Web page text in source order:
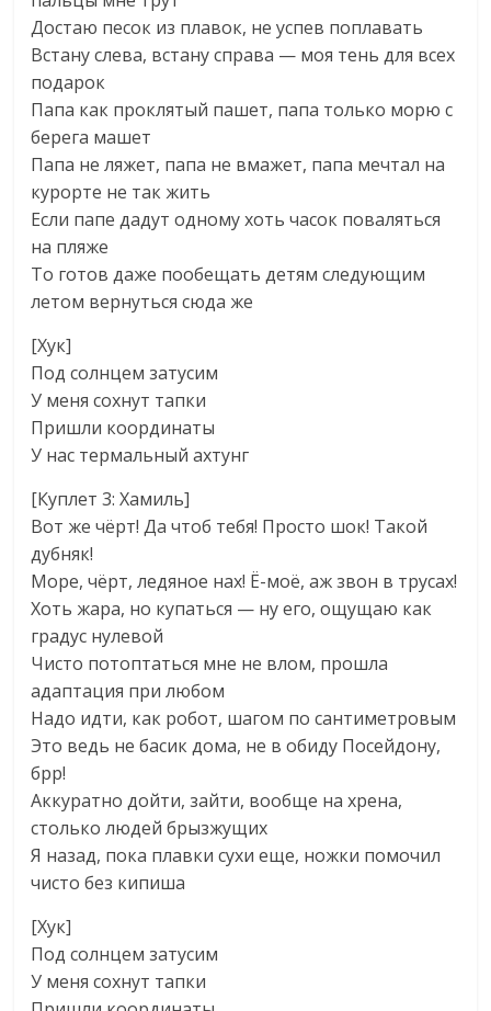
Достаю песок из плавок, не успев поплавать
Встану слева, встану справа — моя тень для всех
подарок
Папа как проклятый пашет, папа только морю с
берега машет
Папа не ляжет, папа не вмажет, папа мечтал на
курорте не так жить
Если папе дадут одному хоть часок поваляться
на пляже
То готов даже пообещать детям следующим
летом вернуться сюда же
[Хук]
Под солнцем затусим
У меня сохнут тапки
Пришли координаты
У нас термальный ахтунг
[Куплет 3: Хамиль]
Вот же чёрт! Да чтоб тебя! Просто шок! Такой
дубняк!
Море, чёрт, ледяное нах! Ё-моё, аж звон в трусах!
Хоть жара, но купаться — ну его, ощущаю как
градус нулевой
Чисто потоптаться мне не влом, прошла
адаптация при любом
Надо идти, как робот, шагом по сантиметровым
Это ведь не басик дома, не в обиду Посейдону,
брр!
Аккуратно дойти, зайти, вообще на хрена,
столько людей брызжущих
Я назад, пока плавки сухи еще, ножки помочил
чисто без кипиша
[Хук]
Под солнцем затусим
У меня сохнут тапки